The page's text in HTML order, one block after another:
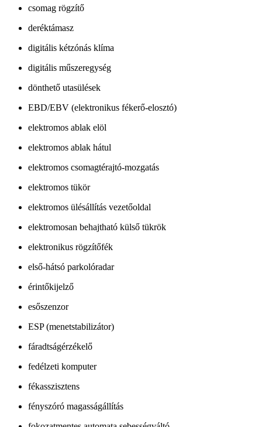
csomag rögzítő
deréktámasz
digitális kétzónás klíma
digitális műszeregység
dönthető utasülések
EBD/EBV (elektronikus fékerő-elosztó)
elektromos ablak elöl
elektromos ablak hátul
elektromos csomagtérajtó-mozgatás
elektromos tükör
elektromos ülésállítás vezetőoldal
elektromosan behajtható külső tükrök
elektronikus rögzítőfék
első-hátsó parkolóradar
érintőkijelző
esőszenzor
ESP (menetstabilizátor)
fáradtságérzékelő
fedélzeti komputer
fékasszisztens
fényszóró magasságállítás